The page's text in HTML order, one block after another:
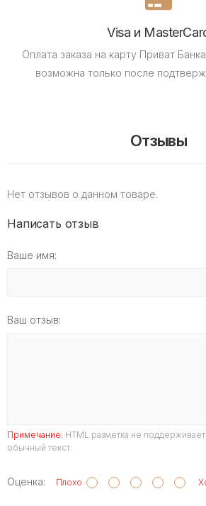
Visa и
Оплата заказа на карту Приват
возможна только после
Отзывы
Нет отзывов о данном товаре.
Написать отзыв
Ваше имя:
Ваш отзыв:
Примечание: HTML разметка не
обычный текст.
Оценка: Плохо